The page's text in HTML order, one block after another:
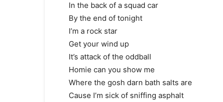
In the back of a squad car
By the end of tonight
I’m a rock star
Get your wind up
It’s attack of the oddball
Homie can you show me
Where the gosh darn bath salts are
Cause I’m sick of sniffing asphalt